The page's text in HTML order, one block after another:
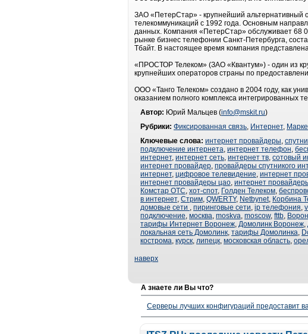
ЗАО «ПетерСтар» - крупнейший альтернативный
телекоммуникаций с 1992 года. Основным
данных. Компания «ПетерСтар» обслуживает 68
рынке бизнес телефонии Санкт-Петербурга,
Тбайт. В настоящее время компания
«ПРОСТОР Телеком» (ЗАО «Квантум») - один из
крупнейших операторов страны по
ООО «Танго Телеком» создано в 2004 году, как
оказанием полного комплекса интегрированных
Автор: Юрий Мальцев (info@mskit.ru)
Рубрики: Фиксированная связь, Интернет,
Ключевые слова: интернет провайдеры,
подключение интернета, интернет телефон,
интернет, интернет сеть, интернет тв, сотовый
интернет провайдер, провайдеры спутникого
интернет, цифровое телевидение, интернет
интернет провайдеры цао, интернет
Комстар ОТС, хот-спот, Голден Телеком,
в интернет, Стрим, QWERTY, Netbynet, Корбина
домовые сети , пиринговые сети, ip телефония,
подключение, москва, moskva, moscow, fttb,
тарифы Интернет Воронеж, Домолинк Воронеж,
локальная сеть Домолинк, тарифы Домолинка,
кострома, курск, липецк, московская область,
наверх
А знаете ли Вы что?
Серверы лучших конфигураций предоставит